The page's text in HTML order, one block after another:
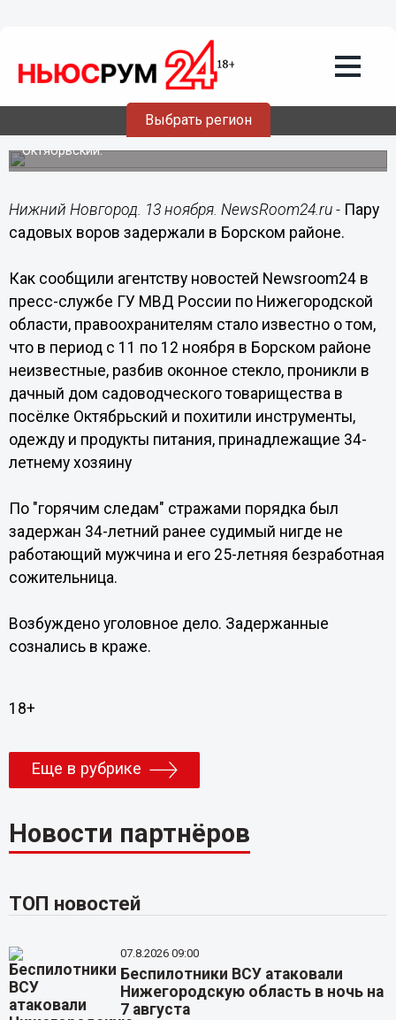
Выбрать регион
13.11.201521:45
Пару садовых воров задержали в
Борском районе
Злоумышленники обворовали дачу в поселке
Октябрьский.
Нижний Новгород. 13 ноября. NewsRoom24.ru - Пару
садовых воров задержали в Борском районе.
Как сообщили агентству новостей Newsroom24 в
пресс-службе ГУ МВД России по Нижегородской
области, правоохранителям стало известно о том,
что в период с 11 по 12 ноября в Борском районе
неизвестные, разбив оконное стекло, проникли в
дачный дом садоводческого товарищества в
посёлке Октябрьский и похитили инструменты,
одежду и продукты питания, принадлежащие 34-
летнему хозяину
По "горячим следам" стражами порядка был
задержан 34-летний ранее судимый нигде не
работающий мужчина и его 25-летняя безработная
сожительница.
Возбуждено уголовное дело. Задержанные
сознались в краже.
18+
Еще в рубрике
Новости партнёров
ТОП новостей
07.8.2026 09:00
Беспилотники ВСУ атаковали
Нижегородскую область в ночь на
7 августа